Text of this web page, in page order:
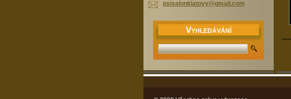
psisalonklatovy@gmail.com
VYHLEDÁVÁNÍ